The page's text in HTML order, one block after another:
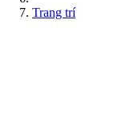
Trang trí